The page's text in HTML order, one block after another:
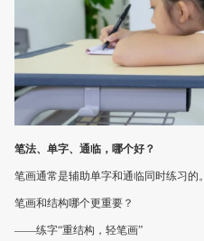
笔法、单字、通临，哪个好？
笔画通常是辅助单字和通临同时练习的。
笔画和结构哪个更重要？
——练字“重结构，轻笔画”